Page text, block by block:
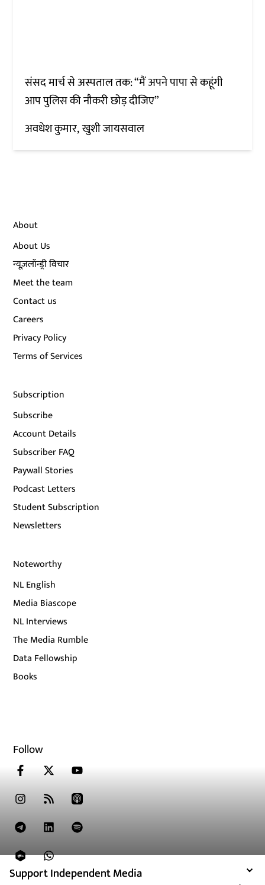
Support Independent Media
Support Independent Media
संसद मार्च से अस्पताल तक: “मैं अपने पापा से कहूंगी
आप पुलिस की नौकरी छोड़ दीजिए”
अवधेश कुमार खुशी जायसवाल
About
About Us
न्यूज़लॉन्ड्री विचार
Meet the team
Contact us
Careers
Privacy Policy
Terms of Services
Subscription
Subscribe
Account Details
Subscriber FAQ
Paywall Stories
Podcast Letters
Student Subscription
Newsletters
Noteworthy
NL English
Media Biascope
NL Interviews
The Media Rumble
Data Fellowship
Books
Follow